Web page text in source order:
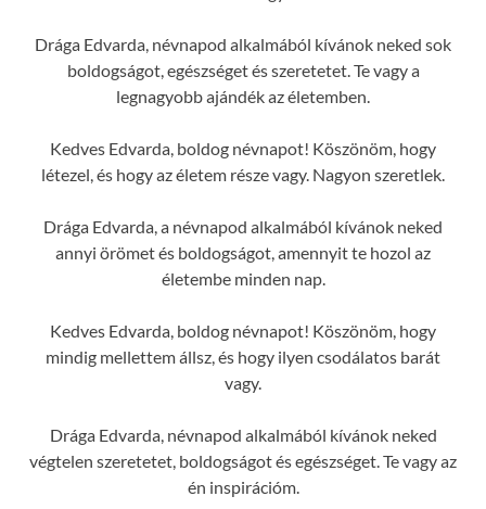
Drága Edvarda, névnapod alkalmából kívánok neked sok
boldogságot, egészséget és szeretetet. Te vagy a
legnagyobb ajándék az életemben.
Kedves Edvarda, boldog névnapot! Köszönöm, hogy
létezel, és hogy az életem része vagy. Nagyon szeretlek.
Drága Edvarda, a névnapod alkalmából kívánok neked
annyi örömet és boldogságot, amennyit te hozol az
életembe minden nap.
Kedves Edvarda, boldog névnapot! Köszönöm, hogy
mindig mellettem állsz, és hogy ilyen csodálatos barát
vagy.
Drága Edvarda, névnapod alkalmából kívánok neked
végtelen szeretetet, boldogságot és egészséget. Te vagy az
én inspirációm.